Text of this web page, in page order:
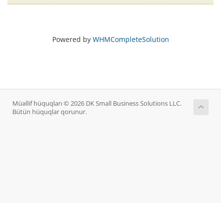
Powered by WHMCompleteSolution
Müəllif hüquqları © 2026 DK Small Business Solutions LLC.
Bütün hüquqlar qorunur.